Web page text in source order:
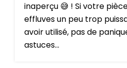
inaperçu 😅 ! Si votre
effluves un peu trop
avoir utilisé, pas de
astuces...